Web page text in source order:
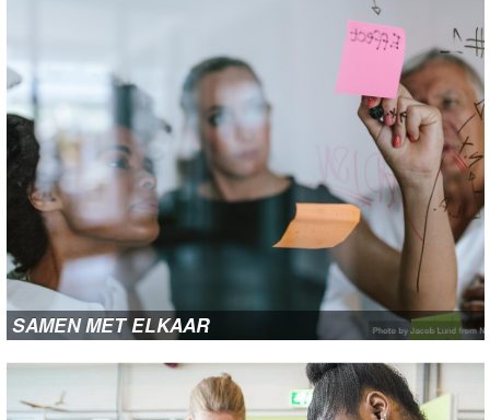
SAMEN MET ELKAAR